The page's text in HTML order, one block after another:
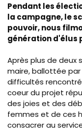
Pendant les
la campagne, le
pouvoir, nous
génération d'élus
Après plus de deux
maire, ballottée
difficultés
coeur du projet
des joies et des
femmes et de ces
consacrer au